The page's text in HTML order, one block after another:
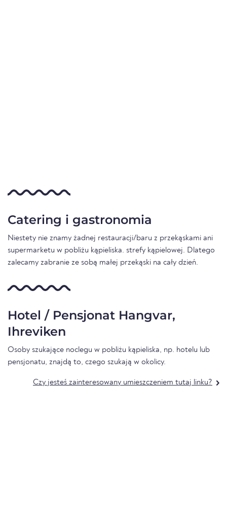
Catering i gastronomia
Niestety nie znamy żadnej restauracji/baru z przekąskami ani
supermarketu w pobliżu kąpieliska. strefy kąpielowej. Dlatego
zalecamy zabranie ze sobą małej przekąski na cały dzień.
Hotel / Pensjonat Hangvar,
Ihreviken
Osoby szukające noclegu w pobliżu kąpieliska, np. hotelu lub
pensjonatu, znajdą to, czego szukają w okolicy.
Czy jesteś zainteresowany umieszczeniem tutaj linku?